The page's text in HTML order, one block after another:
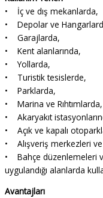
• İç ve dış mekanlarda,
• Depolar ve
• Garajlarda,
• Kent alanlarında,
• Yollarda,
• Turistik tesislerde,
• Parklarda,
• Marina ve Rıhtımlarda,
• Akaryakıt
• Açık ve kapalı
• Alışveriş merkezleri
• Bahçe düzenlemeleri
uygulandığı alanlarda
Avantajları